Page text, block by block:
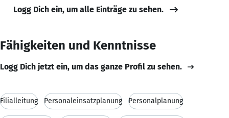
Logg Dich ein, um alle Einträge zu sehen.
Fähigkeiten und Kenntnisse
Logg Dich jetzt ein, um das ganze Profil zu sehen.
Filialleitung Personaleinsatzplanung Personalplanung